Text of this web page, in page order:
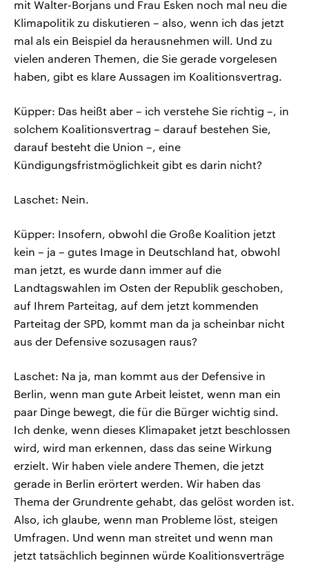
mit Walter-Borjans und Frau Esken noch mal neu die
Klimapolitik zu diskutieren – also, wenn ich das jetzt
mal als ein Beispiel da herausnehmen will. Und zu
vielen anderen Themen, die Sie gerade vorgelesen
haben, gibt es klare Aussagen im Koalitionsvertrag.
Küpper: Das heißt aber – ich verstehe Sie richtig –, in
solchem Koalitionsvertrag – darauf bestehen Sie,
darauf besteht die Union –, eine
Kündigungsfristmöglichkeit gibt es darin nicht?
Laschet: Nein.
Küpper: Insofern, obwohl die Große Koalition jetzt
kein – ja – gutes Image in Deutschland hat, obwohl
man jetzt, es wurde dann immer auf die
Landtagswahlen im Osten der Republik geschoben,
auf Ihrem Parteitag, auf dem jetzt kommenden
Parteitag der SPD, kommt man da ja scheinbar nicht
aus der Defensive sozusagen raus?
Laschet: Na ja, man kommt aus der Defensive in
Berlin, wenn man gute Arbeit leistet, wenn man ein
paar Dinge bewegt, die für die Bürger wichtig sind.
Ich denke, wenn dieses Klimapaket jetzt beschlossen
wird, wird man erkennen, dass das seine Wirkung
erzielt. Wir haben viele andere Themen, die jetzt
gerade in Berlin erörtert werden. Wir haben das
Thema der Grundrente gehabt, das gelöst worden ist.
Also, ich glaube, wenn man Probleme löst, steigen
Umfragen. Und wenn man streitet und wenn man
jetzt tatsächlich beginnen würde Koalitionsverträge